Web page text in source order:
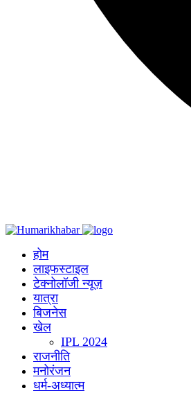
होम
लाइफस्‍टाइल
टेक्नोलॉजी न्यूज़
यात्रा
बिजनेस
खेल
IPL 2024
राजनीति
मनोरंजन
धर्म-अध्यात्म